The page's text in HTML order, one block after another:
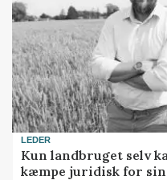
LEDER
Kun landbruget selv
kæmpe juridisk for sin